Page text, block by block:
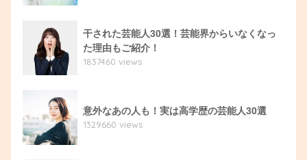
干された芸能人30選！芸能界からいなくなっ
た理由もご紹介！
1837460 views
意外なあの人も！実は高学歴の芸能人30選
1329660 views